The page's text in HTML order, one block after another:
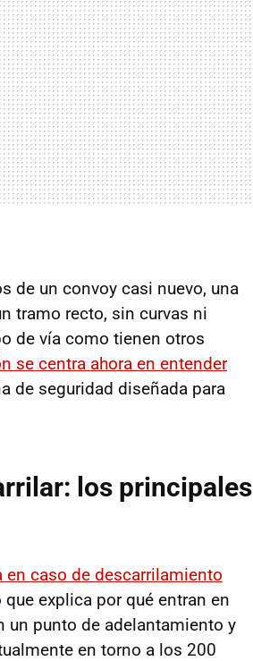
de un convoy casi nuevo, una
tramo recto, sin curvas ni
de vía como tienen otros
se centra ahora en entender
de seguridad diseñada para
los principales
caso de descarrilamiento
explica por qué entran en
un punto de adelantamiento y
en torno a los 200